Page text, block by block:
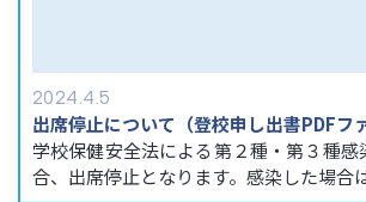
2024.4.5
出席停止について（登校申し出書PDFフ
学校保健安全法による第２種・第３種感
合、出席停止となります。感染した場